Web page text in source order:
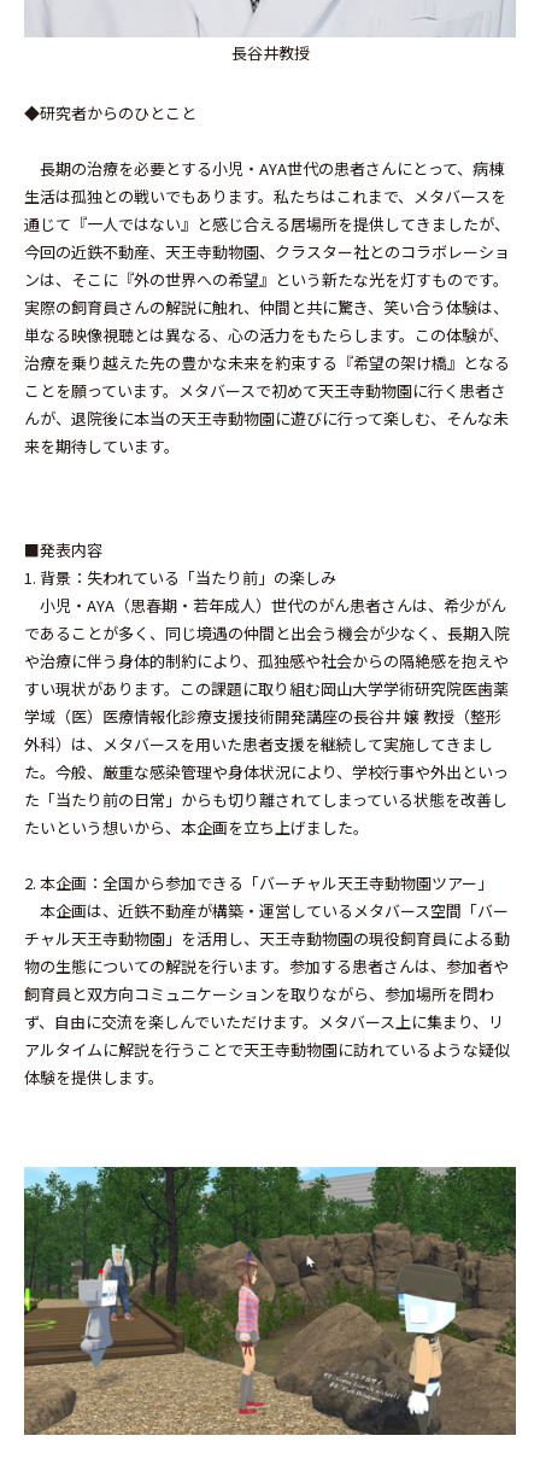
長谷井教授
◆研究者からのひとこと
長期の治療を必要とする小児・AYA世代の患者さんにとって、病棟
生活は孤独との戦いでもあります。私たちはこれまで、メタバースを
通じて『一人ではない』と感じ合える居場所を提供してきましたが、
今回の近鉄不動産、天王寺動物園、クラスター社とのコラボレーショ
ンは、そこに『外の世界への希望』という新たな光を灯すものです。
実際の飼育員さんの解説に触れ、仲間と共に驚き、笑い合う体験は、
単なる映像視聴とは異なる、心の活力をもたらします。この体験が、
治療を乗り越えた先の豊かな未来を約束する『希望の架け橋』となる
ことを願っています。メタバースで初めて天王寺動物園に行く患者さ
んが、退院後に本当の天王寺動物園に遊びに行って楽しむ、そんな未
来を期待しています。
■発表内容
1. 背景：失われている「当たり前」の楽しみ
小児・AYA（思春期・若年成人）世代のがん患者さんは、希少がん
であることが多く、同じ境遇の仲間と出会う機会が少なく、長期入院
や治療に伴う身体的制約により、孤独感や社会からの隔絶感を抱えや
すい現状があります。この課題に取り組む岡山大学学術研究院医歯薬
学域（医）医療情報化診療支援技術開発講座の長谷井 嬢 教授（整形
外科）は、メタバースを用いた患者支援を継続して実施してきまし
た。今般、厳重な感染管理や身体状況により、学校行事や外出といっ
た「当たり前の日常」からも切り離されてしまっている状態を改善し
たいという想いから、本企画を立ち上げました。
2. 本企画：全国から参加できる「バーチャル天王寺動物園ツアー」
本企画は、近鉄不動産が構築・運営しているメタバース空間「バー
チャル天王寺動物園」を活用し、天王寺動物園の現役飼育員による動
物の生態についての解説を行います。参加する患者さんは、参加者や
飼育員と双方向コミュニケーションを取りながら、参加場所を問わ
ず、自由に交流を楽しんでいただけます。メタバース上に集まり、リ
アルタイムに解説を行うことで天王寺動物園に訪れているような疑似
体験を提供します。